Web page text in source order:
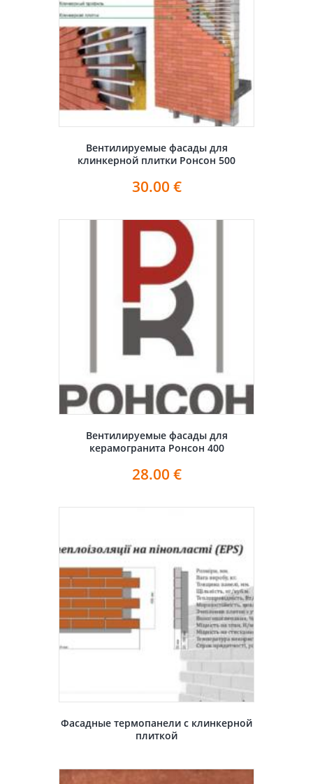
Вентилируемые фасады для
клинкерной плитки Ронсон 500
30.00 €
Вентилируемые фасады для
керамогранита Ронсон 400
28.00 €
Фасадные термопанели с клинкерной
плиткой